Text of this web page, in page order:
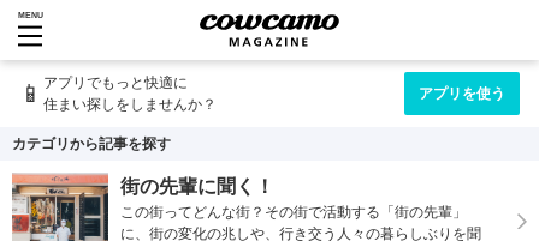
MENU
📱 アプリでもっと快適に
住まい探しをしませんか？
アプリを使う
カテゴリから記事を探す
街の先輩に聞く！
この街ってどんな街？その街で活動する「街の先輩」
に、街の変化の兆しや、行き交う人々の暮らしぶりを聞